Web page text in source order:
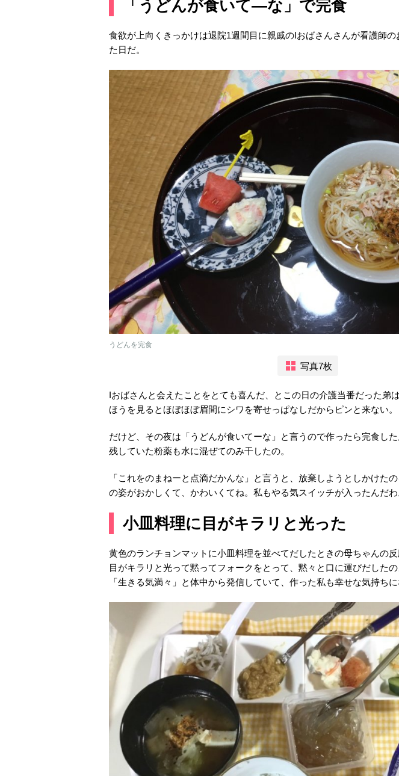
「うどんが食いて―な」で完食
食欲が上向くきっかけは退院1週間目に親戚のIおばさんさんが看護師
た日だ。
うどんを完食
写真7枚
Iおばさんと会えたことをとても喜んだ、とこの日の介護当番だった弟
ほうを見るとほぼほぼ眉間にシワを寄せっぱなしだからピンと来ない。
だけど、その夜は「うどんが食いてーな」と言うので作ったら完食し
残していた粉薬も水に混ぜてのみ干したの。
「これをのまねーと点滴だかんな」と言うと、放棄しようとしかけた
の姿がおかしくて、かわいくてね。私もやる気スイッチが入ったんだわ
小皿料理に目がキラリと光った
黄色のランチョンマットに小皿料理を並べてだしたときの母ちゃんの反
目がキラリと光って黙ってフォークをとって、黙々と口に運びだしたの
「生きる気満々」と体中から発信していて、作った私も幸せな気持ちに